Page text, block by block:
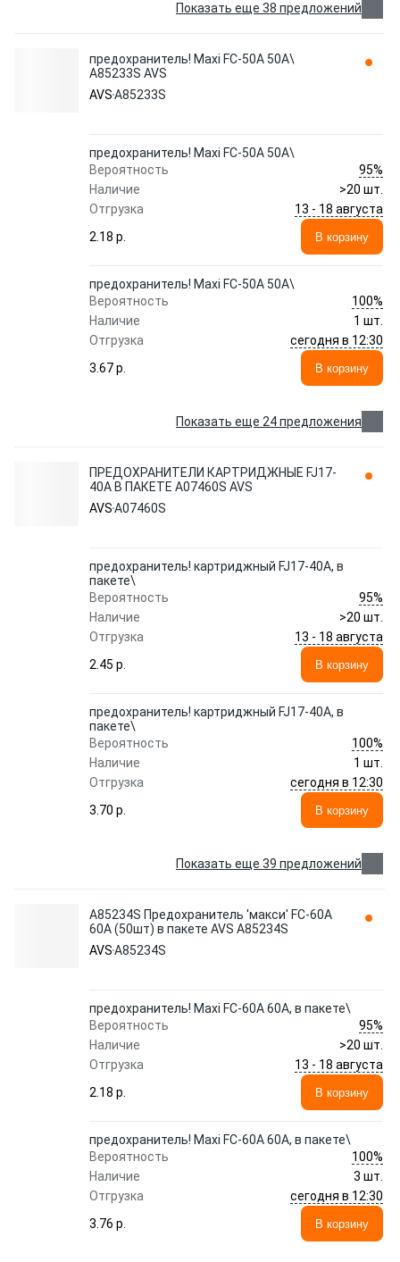
Показать еще 38 предложений
предохранитель! Maxi FC-50A 50А\
A85233S AVS
AVSA85233S
предохранитель! Maxi FC-50A 50А\
Вероятность
95%
Наличие
>20 шт.
Отгрузка
13 - 18 августа
2.18 p.
В корзину
предохранитель! Maxi FC-50A 50А\
Вероятность
100%
Наличие
1 шт.
Отгрузка
сегодня в 12:30
3.67 p.
В корзину
Показать еще 24 предложения
ПРЕДОХРАНИТЕЛИ КАРТРИДЖНЫЕ FJ17-
40A В ПАКЕТЕ A07460S AVS
AVSA07460S
предохранитель! картриджный FJ17-40A, в
пакете\
Вероятность
95%
Наличие
>20 шт.
Отгрузка
13 - 18 августа
2.45 p.
В корзину
предохранитель! картриджный FJ17-40A, в
пакете\
Вероятность
100%
Наличие
1 шт.
Отгрузка
сегодня в 12:30
3.70 p.
В корзину
Показать еще 39 предложений
A85234S Предохранитель 'макси' FC-60A
60А (50шт) в пакете AVS A85234S
AVSA85234S
предохранитель! Maxi FC-60A 60А, в пакете\
Вероятность
95%
Наличие
>20 шт.
Отгрузка
13 - 18 августа
2.18 p.
В корзину
предохранитель! Maxi FC-60A 60А, в пакете\
Вероятность
100%
Наличие
3 шт.
Отгрузка
сегодня в 12:30
3.76 p.
В корзину